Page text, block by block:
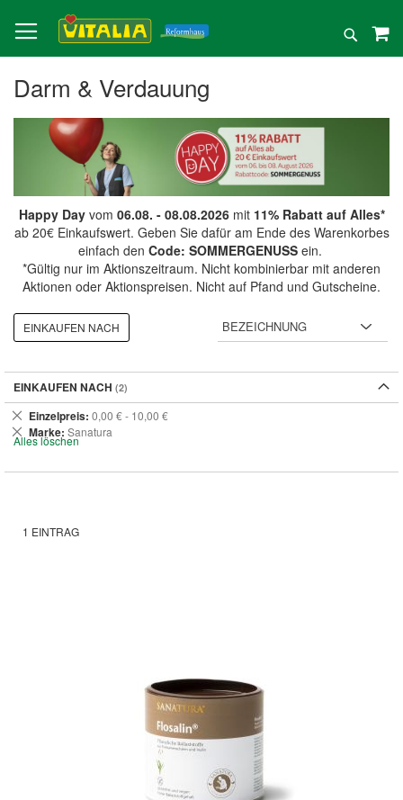
zum
Inhalt
Suche
Darm & Verdauung
Happy Dayvom 06.08. - 08.08.2026mit 11% Rabatt auf Alles*
ab 20€ Einkaufswert. Geben Sie dafür am Ende des Warenkorbes
einfach den Code: SOMMERGENUSSein.
*Gültig nur im Aktionszeitraum. Nicht kombinierbar mit anderen
Aktionen oder Aktionspreisen. Nicht auf Pfand und Gutscheine.
1 EINTRAG
EINKAUFEN NACH
EINKAUFEN NACH
Einzelpreis 0,00 € - 10,00 €
Dies
entfernen
Marke Sanatura
Dies
entfernen
Alles löschen